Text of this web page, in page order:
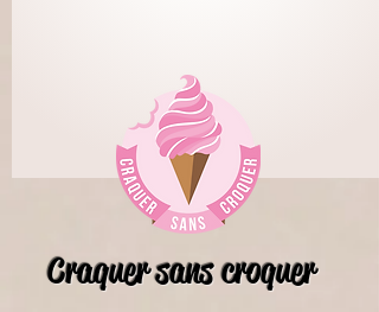
Craquer sans croquer